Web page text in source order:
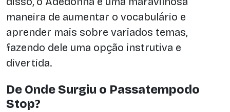
maneira de aumentar o vocabulário e
aprender mais sobre variados temas,
fazendo dele uma opção instrutiva e
divertida.
De Onde Surgiu o Passatempodo
Stop?